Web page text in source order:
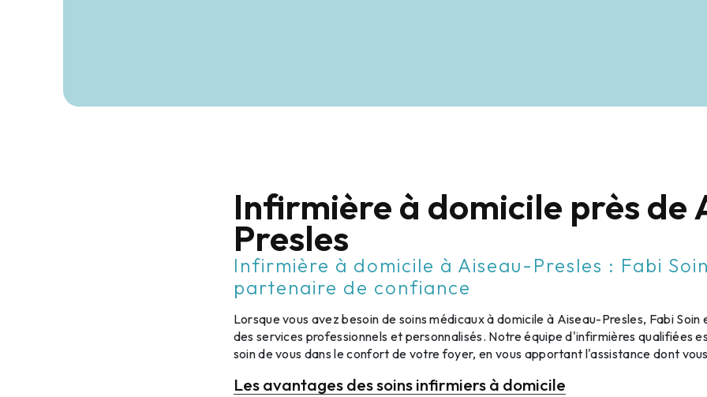
Infirmière à domicile près de
Presles
Infirmière à domicile à Aiseau-Presles : Fabi
partenaire de confiance
Lorsque vous avez besoin de soins médicaux à domicile à Aiseau-Presles, Fabi
des services professionnels et personnalisés. Notre équipe d'infirmières qualifiées
soin de vous dans le confort de votre foyer, en vous apportant l'assistance dont
Les avantages des soins infirmiers à domicile